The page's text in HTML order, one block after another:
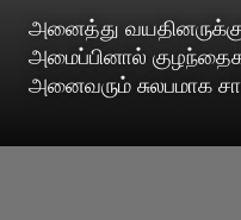
அனைத்து
அமைப்பினால்
அனைவரும் சுலபமாக